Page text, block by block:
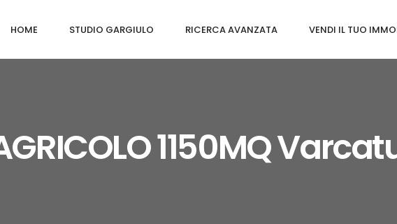
HOME STUDIO GARGIULO RICERCA AVANZATA VENDI IL TUO
1150MQ